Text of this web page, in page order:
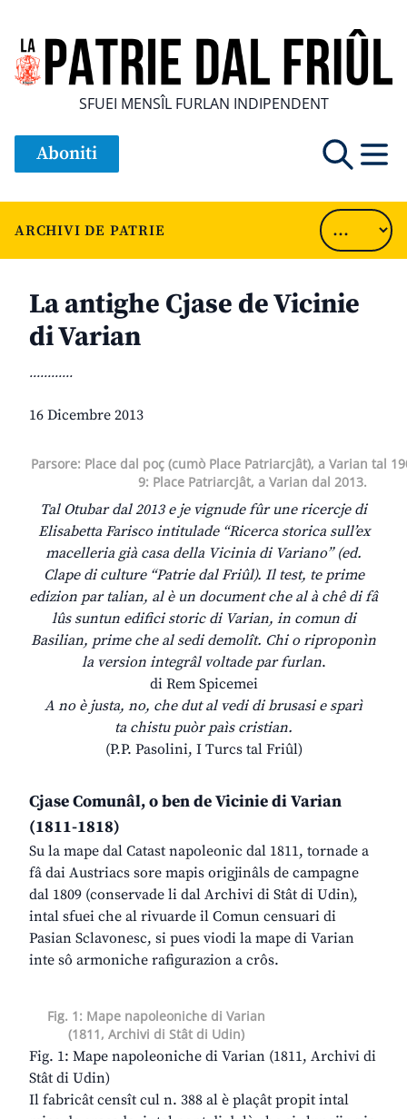
SFUEI MENSÎL FURLAN INDIPENDENT
Aboniti
ARCHIVI DE PATRIE
La antighe Cjase de Vicinie
di Varian
............
16 Dicembre 2013
Parsore: Place dal poç (cumò Place Patriarcjât), a Varian tal
9: Place Patriarcjât, a Varian dal 2013.
Tal Otubar dal 2013 e je vignude fûr une ricercje di
Elisabetta Farisco intitulade “Ricerca storica sull’ex
macelleria già casa della Vicinia di Variano” (ed.
Clape di culture “Patrie dal Friûl). Il test, te prime
edizion par talian, al è un document che al à chê di fâ
lûs suntun edifici storic di Varian, in comun di
Basilian, prime che al sedi demolît. Chi o riproponìn
la version integrâl voltade par furlan.
di Rem Spicemei
A no è justa, no, che dut al vedi di brusasi e sparì
ta chistu puòr paìs cristian.
(P.P. Pasolini, I Turcs tal Friûl)
Cjase Comunâl, o ben de Vicinie di Varian
(1811-1818)
Su la mape dal Catast napoleonic dal 1811, tornade a
fâ dai Austriacs sore mapis origjinâls de campagne
dal 1809 (conservade li dal Archivi di Stât di Udin),
intal sfuei che al rivuarde il Comun censuari di
Pasian Sclavonesc, si pues viodi la mape di Varian
inte sô armoniche rafigurazion a crôs.
Fig. 1: Mape napoleoniche di Varian
(1811, Archivi di Stât di Udin)
Fig. 1: Mape napoleoniche di Varian (1811, Archivi di
Stât di Udin)
Il fabricât censît cul n. 388 al è plaçât propit intal